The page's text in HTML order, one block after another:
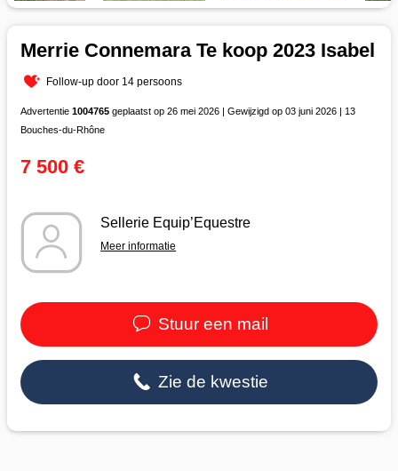
Merrie Connemara Te koop 2023 Isabel
Follow-up door 14 persoons
Advertentie 1004765 geplaatst op 26 mei 2026 | Gewijzigd op 03 juni 2026 | 13
Bouches-du-Rhône
7 500 €
Sellerie Equip’Equestre
Meer informatie
Stuur een mail
Zie de kwestie